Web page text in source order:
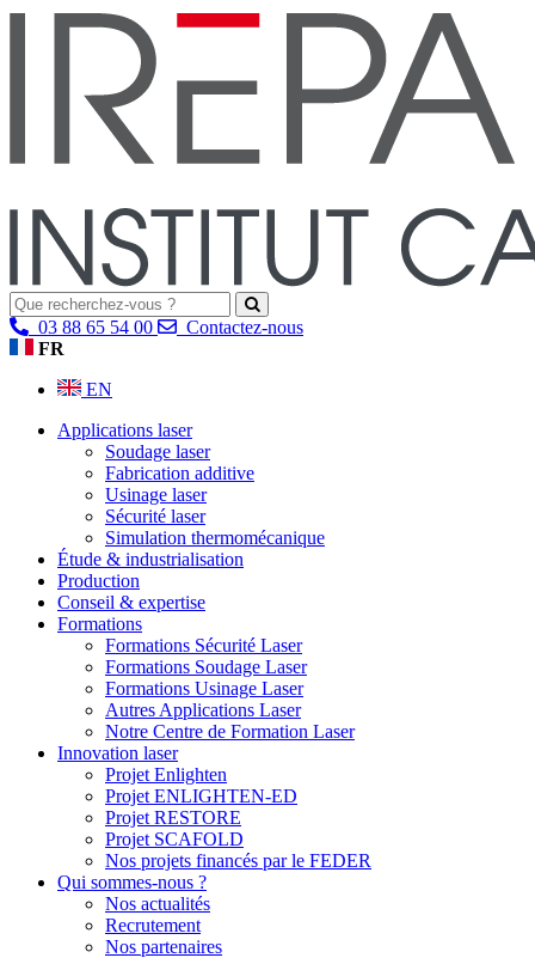
03 88 65 54 00
Contactez-nous
FR
EN
Applications laser
Soudage laser
Fabrication additive
Usinage laser
Sécurité laser
Simulation thermomécanique
Étude & industrialisation
Production
Conseil & expertise
Formations
Formations Sécurité Laser
Formations Soudage Laser
Formations Usinage Laser
Autres Applications Laser
Notre Centre de Formation Laser
Innovation laser
Projet Enlighten
Projet ENLIGHTEN-ED
Projet RESTORE
Projet SCAFOLD
Nos projets financés par le FEDER
Qui sommes-nous ?
Nos actualités
Recrutement
Nos partenaires